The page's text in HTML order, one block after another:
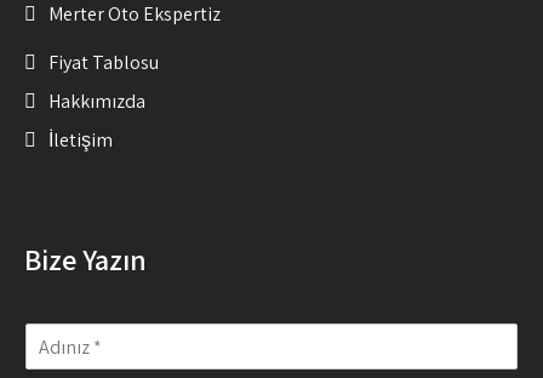
Merter Oto Ekspertiz
Fiyat Tablosu
Hakkımızda
İletişim
Bize Yazın